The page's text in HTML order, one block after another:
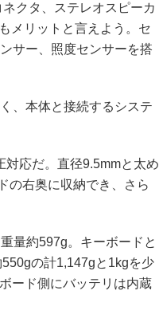
クタ、ステレオスピーカ
メリットと言えよう。セ
サー、照度センサーを搭
、本体と接続するシステ
応だ。直径9.5mmと太め
の右奥に収納でき、さら
量約597g。キーボードと
の計1,147gと1kgを少
ード側にバッテリは内蔵